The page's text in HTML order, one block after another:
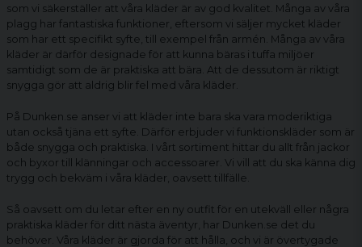
som vi säkerställer att våra kläder är av god kvalitet. Många av våra
plagg har fantastiska funktioner, eftersom vi säljer mycket kläder
som har ett specifikt syfte, till exempel från armén. Många av våra
kläder är därför designade för att kunna bäras i tuffa miljöer
samtidigt som de är praktiska att bära. Att de dessutom är riktigt
snygga gör att aldrig blir fel med våra kläder.
På Dunken.se anser vi att kläder inte bara ska vara moderiktiga
utan också tjäna ett syfte. Därför erbjuder vi funktionskläder som är
både snygga och praktiska. I vårt sortiment hittar du allt från jackor
och byxor till klänningar och accessoarer. Vi vill att du ska känna dig
trygg och bekväm i våra kläder, oavsett tillfälle.
Så oavsett om du letar efter en ny outfit för en utekväll eller några
praktiska kläder för ditt nästa äventyr, har Dunken.se det du
behöver. Våra kläder är gjorda för att hålla, och vi är övertygade